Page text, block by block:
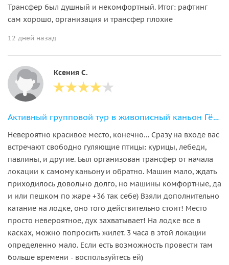
Трансфер был душный и некомфортный. Итог: рафтинг
сам хорошо, организация и трансфер плохие
12 дней назад
Ксения С.
Активный групповой тур в живописный каньон Гёйнюк
Невероятно красивое место, конечно… Сразу на входе вас
встречают свободно гуляющие птицы: курицы, лебеди,
павлины, и другие. Был организован трансфер от начала
локации к самому каньону и обратно. Машин мало, ждать
приходилось довольно долго, но машины комфортные, да
и или пешком по жаре +36 так себе) Взяли дополнительно
катание на лодке, оно того действительно стоит! Место
просто невероятное, дух захватывает! На лодке все в
касках, можно попросить жилет. 3 часа в этой локации
определенно мало. Если есть возможность провести там
больше времени - воспользуйтесь ей)